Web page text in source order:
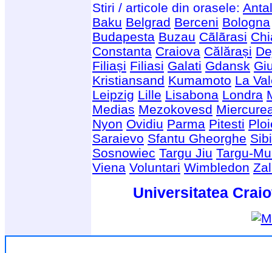
Stiri / articole din orasele:
Baku Belgrad Berceni Bologna
Budapesta Buzau Cãlãrasi
Constanta Craiova Călărași
Filiași Filiasi Galati Gdansk
Kristiansand Kumamoto La
Leipzig Lille Lisabona Londra
Medias Mezokovesd
Nyon Ovidiu Parma Pitesti
Saraievo Sfantu Gheorghe
Sosnowiec Targu Jiu Targu-
Viena Voluntari Wimbledon
Universitatea